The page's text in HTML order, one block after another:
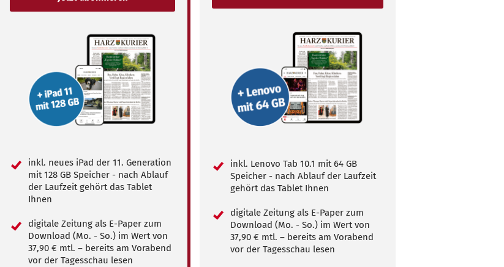
inkl. neues iPad der 11. Generation
mit 128 GB Speicher - nach Ablauf
der Laufzeit gehört das Tablet
Ihnen
digitale Zeitung als E-Paper zum
Download (Mo. - So.) im Wert von
37,90 € mtl. – bereits am Vorabend
vor der Tagesschau lesen
inkl. Lenovo Tab 10.1 mit 64 GB
Speicher - nach Ablauf der Laufzeit
gehört das Tablet Ihnen
digitale Zeitung als E-Paper zum
Download (Mo. - So.) im Wert von
37,90 € mtl. – bereits am Vorabend
vor der Tagesschau lesen